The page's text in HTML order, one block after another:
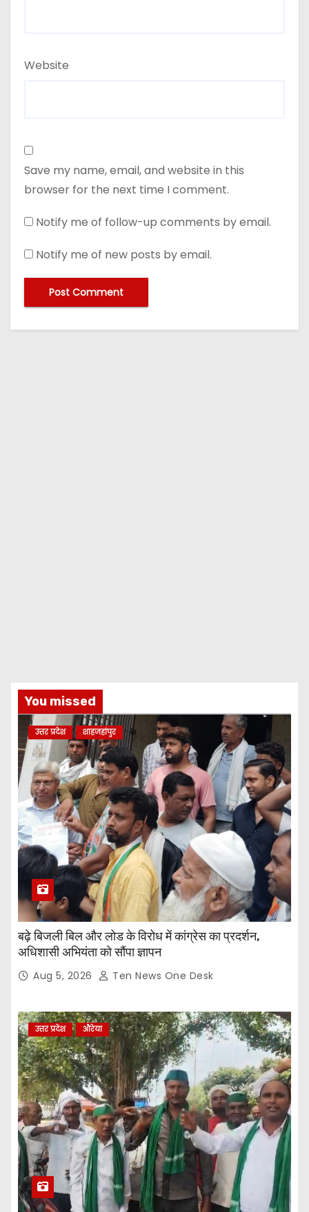
Website
Save my name, email, and website in this
browser for the next time I comment.
Notify me of follow-up comments by email.
Notify me of new posts by email.
You missed
उत्तर प्रदेश शाहजहांपुर
बढ़े बिजली बिल और लोड के विरोध में कांग्रेस का प्रदर्शन,
अधिशासी अभियंता को सौंपा ज्ञापन
Aug 5, 2026 Ten News One Desk
उत्तर प्रदेश औरेया